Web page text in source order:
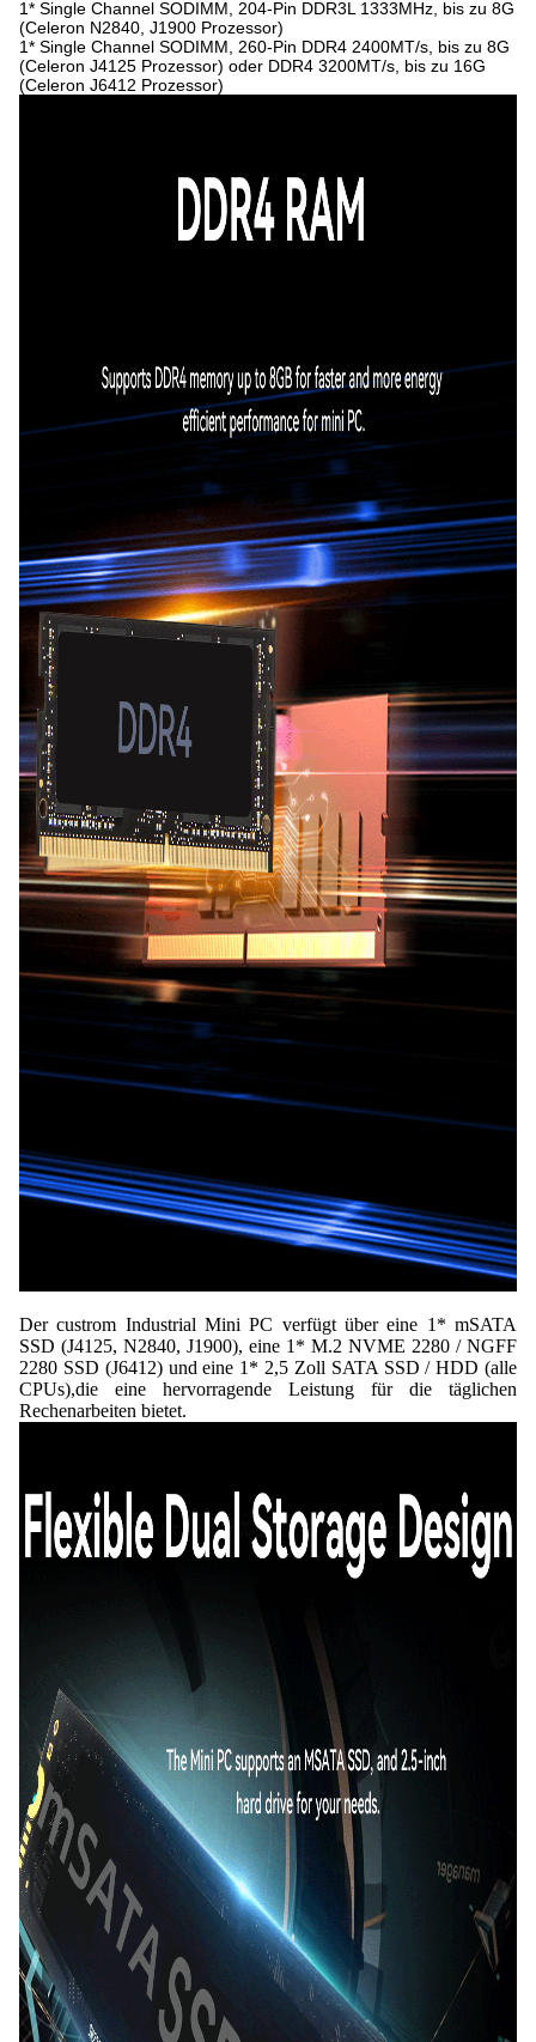
1* Single Channel SODIMM, 204-Pin DDR3L 1333MHz, bis zu 8G
(Celeron N2840, J1900 Prozessor)
1* Single Channel SODIMM, 260-Pin DDR4 2400MT/s, bis zu 8G
(Celeron J4125 Prozessor) oder DDR4 3200MT/s, bis zu 16G
(Celeron J6412 Prozessor)
Der custrom Industrial Mini PC verfügt über eine 1* mSATA
SSD (J4125, N2840, J1900), eine 1* M.2 NVME 2280 / NGFF
2280 SSD (J6412) und eine 1* 2,5 Zoll SATA SSD / HDD (alle
CPUs),die eine hervorragende Leistung für die täglichen
Rechenarbeiten bietet.